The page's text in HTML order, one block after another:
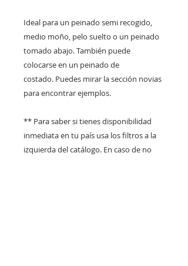
Ideal para un peinado semi recogido,
medio moño, pelo suelto o un peinado
tomado abajo. También puede
colocarse en un peinado de
costado. Puedes mirar la sección novias
para encontrar ejemplos.
** Para saber si tienes disponibilidad
inmediata en tu país usa los filtros a la
izquierda del catálogo. En caso de no